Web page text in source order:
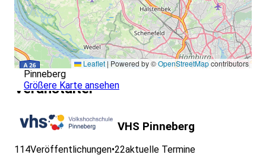
Leaflet | Powered by ©OpenStreetMapcontributors
Pinneberg
Größere Karte ansehen
Veranstalter
VHS Pinneberg
114Veröffentlichungen•22aktuelle Termine